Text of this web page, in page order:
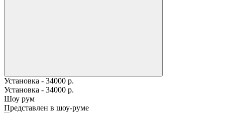
Установка - 34000 р.
Установка - 34000 р.
Шоу рум
Представлен в шоу-руме